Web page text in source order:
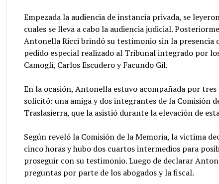
Empezada la audiencia de instancia privada, se
cuales se lleva a cabo la audiencia judicial.
Antonella Ricci brindó su testimonio sin la presencia
pedido especial realizado al Tribunal integrado por
Camogli, Carlos Escudero y Facundo Gil.
En la ocasión, Antonella estuvo acompañada por tres
solicitó: una amiga y dos integrantes de la Comisión
Traslasierra, que la asistió durante la elevación de
Según reveló la Comisión de la Memoria, la victima
cinco horas y hubo dos cuartos intermedios para
proseguir con su testimonio. Luego de declarar
preguntas por parte de los abogados y la fiscal.